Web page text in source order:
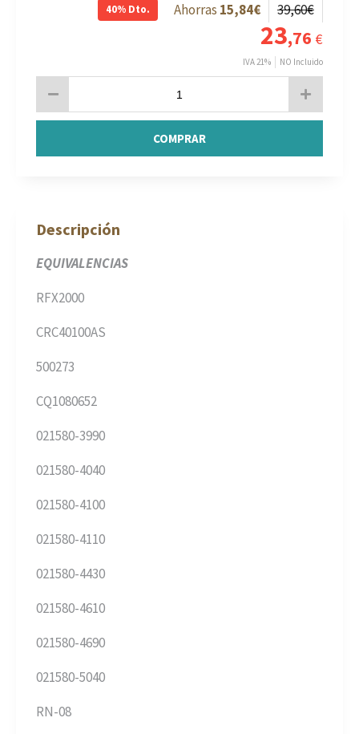
40% Dto. 15,84€ 39,60€
23,76 €
IVA 21% NO Incluido
COMPRAR
Descripción
EQUIVALENCIAS
RFX2000
CRC40100AS
500273
CQ1080652
021580-3990
021580-4040
021580-4100
021580-4110
021580-4430
021580-4610
021580-4690
021580-5040
RN-08